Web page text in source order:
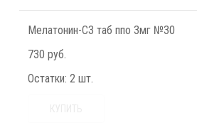
Мелатонин-СЗ таб ппо 3мг №30
730 руб.
Остатки: 2 шт.